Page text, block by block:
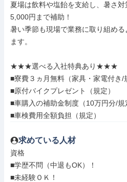
夏場は飲料や塩飴を支給し、暑さ
5,000円まで補助！
暑い季節も現場で業務に取り組め
ます。
★★★選べる入社特典あり★★★
■寮費３ヵ月無料（家具・家電付き/
■原付バイクプレゼント（規定）
■車購入の補助金制度（10万円分/規
■車検費用全額負担（規定）
求めている人材
資格
■学歴不問（中退もOK）！
■未経験ＯＫ！